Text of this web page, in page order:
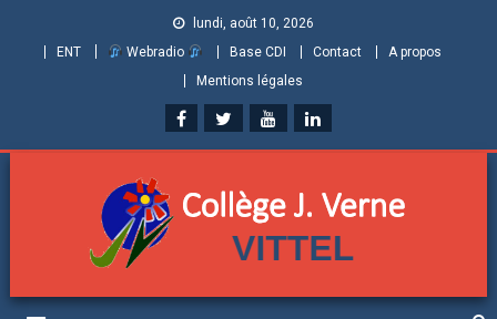
lundi, août 10, 2026
ENT
Webradio Base CDI Contact
A propos
Mentions légales
Collège Jules Verne de